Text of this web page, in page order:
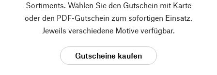
Sortiments. Wählen Sie den Gutschein mit Karte
oder den PDF-Gutschein zum sofortigen Einsatz.
Jeweils verschiedene Motive verfügbar.
Gutscheine kaufen